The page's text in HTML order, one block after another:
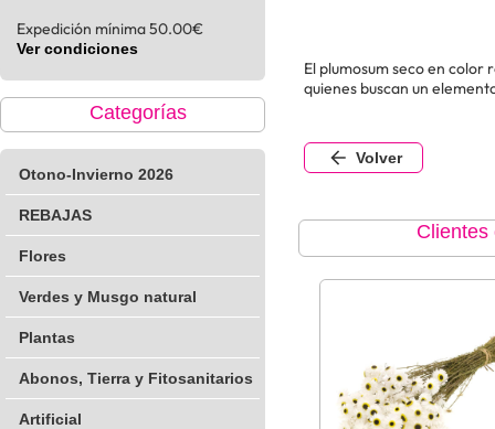
Expedición mínima 50.00€
Ver condiciones
Categorías
Otono-Invierno 2026
REBAJAS
Flores
Verdes y Musgo natural
Plantas
Abonos, Tierra y Fitosanitarios
Artificial
El plumosum seco en
quienes buscan un
Volver
Clientes